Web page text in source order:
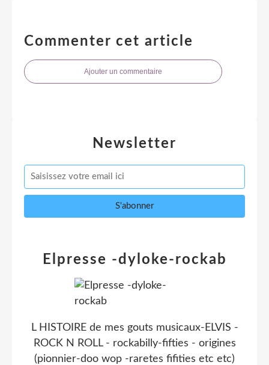
Commenter cet article
Ajouter un commentaire
Newsletter
Elpresse -dyloke-rockab
L HISTOIRE de mes gouts musicaux-ELVIS -
ROCK N ROLL - rockabilly-fifties - origines
(pionnier-doo wop -raretes fifities etc etc)